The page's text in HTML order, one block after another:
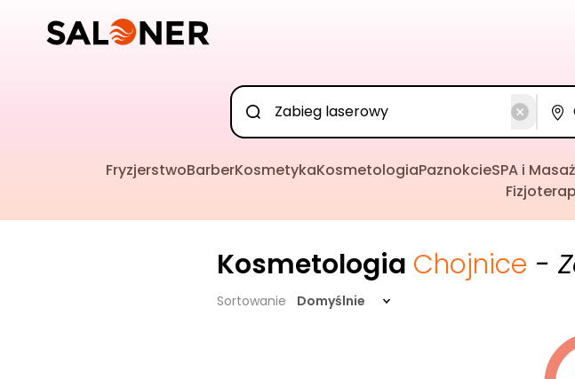
FryzjerstwoBarberKosmetykaKosmetologiaPaznokcieSPA i
Kosmetologia Chojnice -
Sortowanie Domyślnie